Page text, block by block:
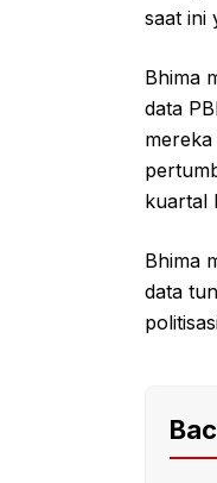
saat ini
Bhima
data
kuartal
Bhima
data